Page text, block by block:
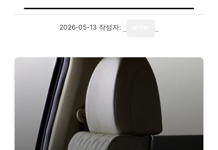
2026-05-13 작성자: